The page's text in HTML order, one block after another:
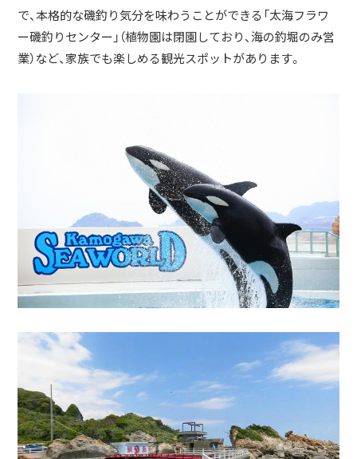
で、本格的な磯釣り気分を味わうことができる「太海フラワ
ー磯釣りセンター」（植物園は閉園しており、海の釣堀のみ営
業）など、家族でも楽しめる観光スポットがあります。